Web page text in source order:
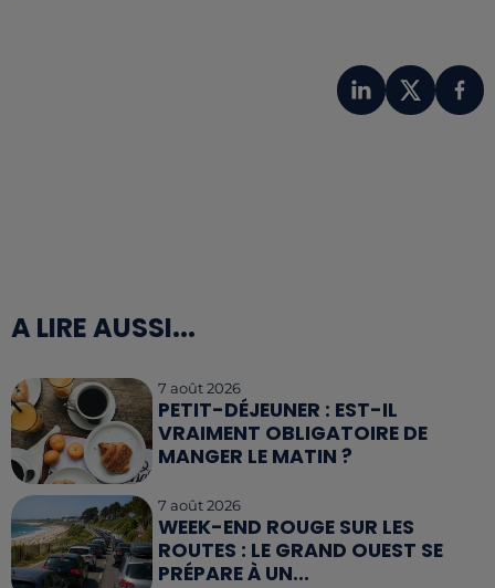
A LIRE AUSSI...
7 août 2026
PETIT-DÉJEUNER : EST-IL
VRAIMENT OBLIGATOIRE DE
MANGER LE MATIN ?
7 août 2026
WEEK-END ROUGE SUR LES
ROUTES : LE GRAND OUEST SE
PRÉPARE À UN...